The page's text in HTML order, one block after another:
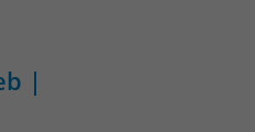
|